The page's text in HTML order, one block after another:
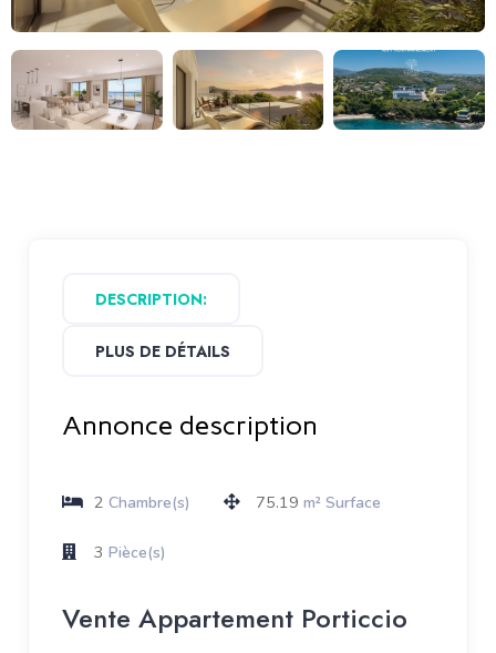
DESCRIPTION:
PLUS DE DÉTAILS
Annonce description
2 Chambre(s) 75.19 m² Surface
3 Pièce(s)
Vente Appartement Porticcio